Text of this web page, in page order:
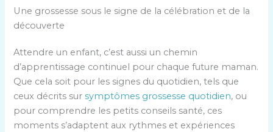
Une grossesse sous le signe de la célébration et de la
découverte
Attendre un enfant, c’est aussi un chemin
d’apprentissage continuel pour chaque future maman.
Que cela soit pour les signes du quotidien, tels que
ceux décrits sursymptômes grossesse quotidien, ou
pour comprendre les petits conseils santé, ces
moments s’adaptent aux rythmes et expériences